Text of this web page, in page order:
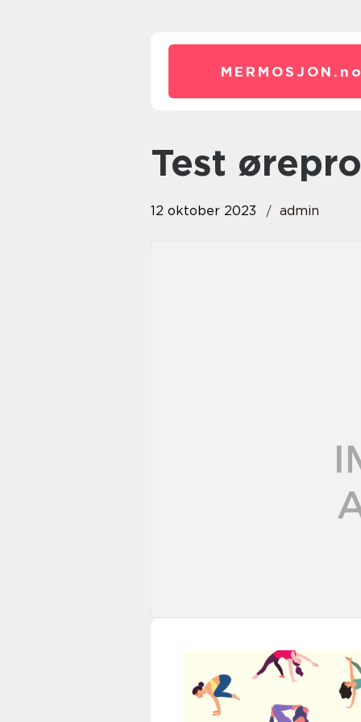
MERMOSJON.
test
12 oktober 2023 admin